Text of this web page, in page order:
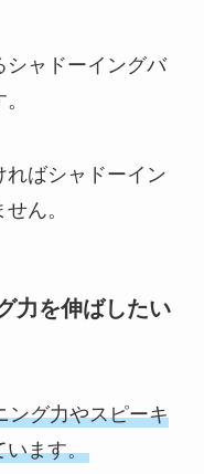
シャドーイングバ
ばシャドーイン
ん。
力を伸ばしたい
ング力やスピーキ
います。